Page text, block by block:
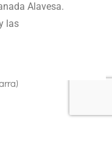
Alavesa.
las